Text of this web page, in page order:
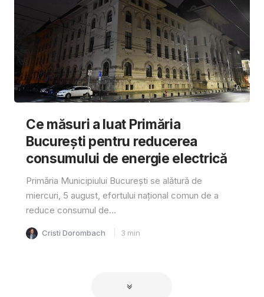
Ce măsuri a luat Primăria
București pentru reducerea
consumului de energie electrică
Primăria Municipiului București se alătură de
miercuri, 5 august, efortului național comun de a
reduce consumul de...
Cristi Dorombach 3 min